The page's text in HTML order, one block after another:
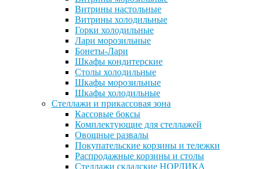
Витрины настольные
Витрины холодильные
Горки холодильные
Лари морозильные
Бонеты-Лари
Шкафы кондитерские
Столы холодильные
Шкафы морозильные
Шкафы холодильные
Стеллажи и прикассовая зона
Кассовые боксы
Комплектующие для стеллажей
Овощные развалы
Покупательские корзины и тележки
Распродажные корзины и столы
Стеллажи складские НОРДИКА